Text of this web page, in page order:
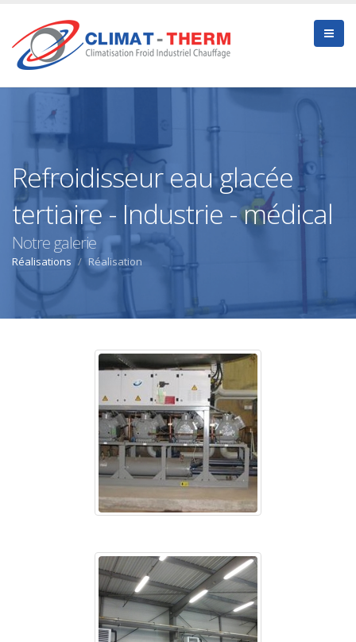
Refroidisseur eau glacée
tertiaire - Industrie - médical
Notre galerie
Réalisations Réalisation